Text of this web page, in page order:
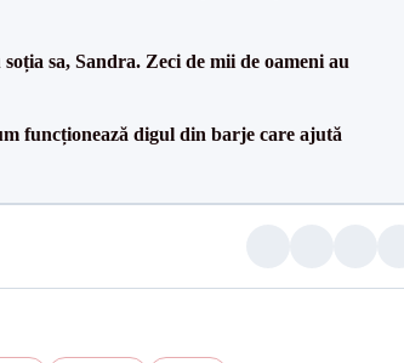
sa, Sandra. Zeci de mii de oameni au
funcționează digul din barje care ajută